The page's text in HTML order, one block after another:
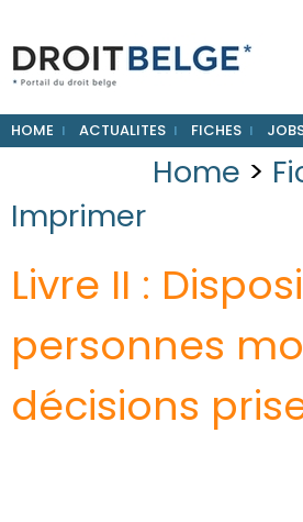
HOME ACTUALITES FICHES
Home >
Imprimer
Livre II :
personnes
décisions